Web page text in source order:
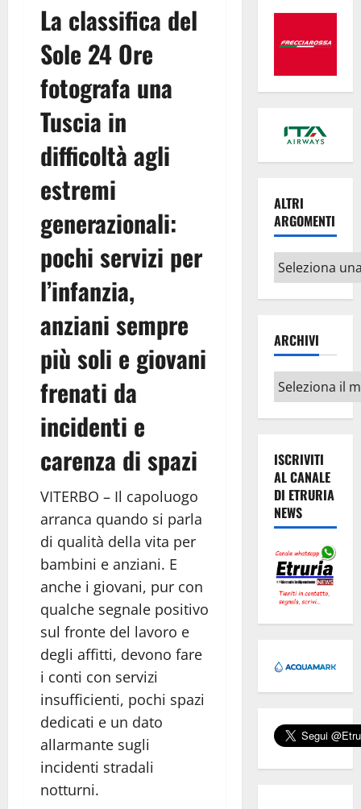
La classifica del
Sole 24 Ore
fotografa una
Tuscia in
difficoltà agli
estremi
generazionali:
pochi servizi per
l’infanzia,
anziani sempre
più soli e giovani
frenati da
incidenti e
carenza di spazi
VITERBO – Il capoluogo
arranca quando si parla
di qualità della vita per
bambini e anziani. E
anche i giovani, pur con
qualche segnale positivo
sul fronte del lavoro e
degli affitti, devono fare
i conti con servizi
insufficienti, pochi spazi
dedicati e un dato
allarmante sugli
incidenti stradali
notturni.
ALTRI
ARGOMENTI
Altri
argomenti
ARCHIVI
Archivi
ISCRIVITI
AL CANALE
DI ETRURIA
NEWS